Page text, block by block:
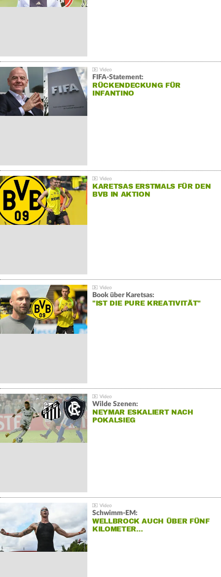
FIFA-Statement:
RÜCKENDECKUNG FÜR
INFANTINO
KARETSAS ERSTMALS FÜR DEN
BVB IN AKTION
Book über Karetsas:
"IST DIE PURE KREATIVITÄT"
Wilde Szenen:
NEYMAR ESKALIERT NACH
POKALSIEG
Schwimm-EM:
WELLBROCK AUCH ÜBER FÜNF
KILOMETER…